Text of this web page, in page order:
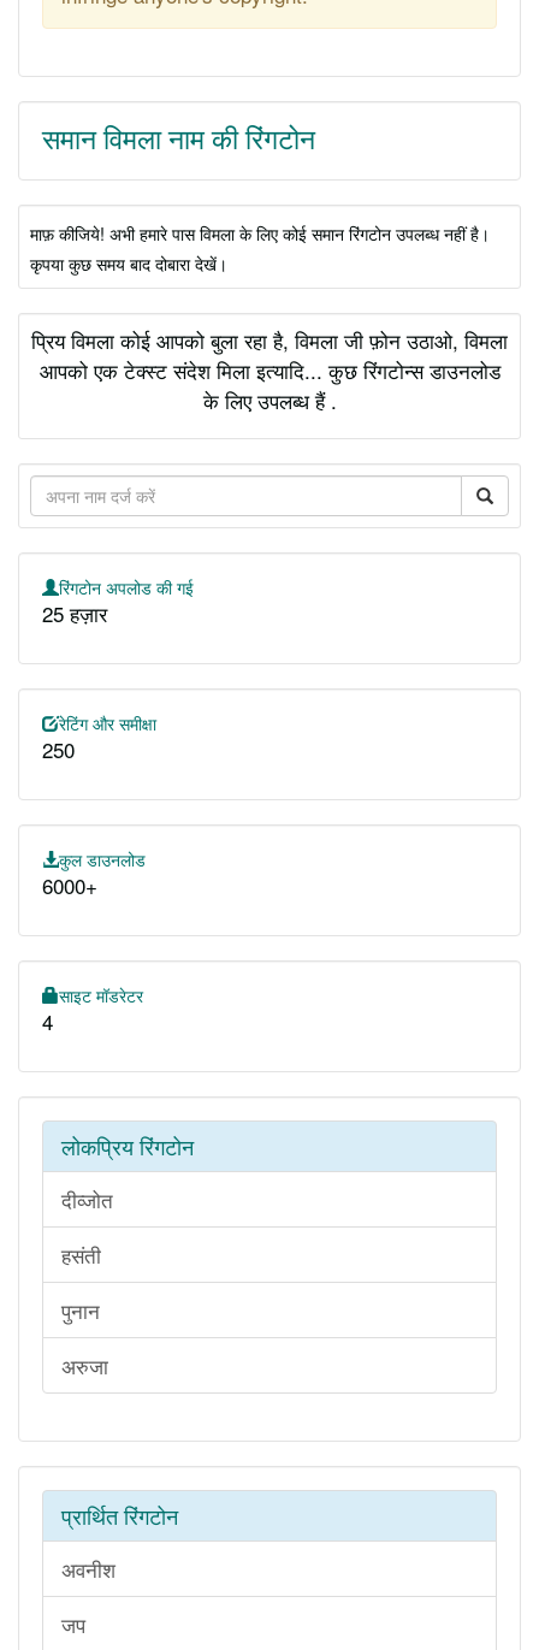
समान विमला नाम की रिंगटोन
माफ़ कीजिये! अभी हमारे पास विमला के लिए कोई समान रिंगटोन उपलब्ध नहीं है।
कृपया कुछ समय बाद दोबारा देखें।
प्रिय विमला कोई आपको बुला रहा है, विमला जी फ़ोन उठाओ, विमला
आपको एक टेक्स्ट संदेश मिला इत्यादि... कुछ रिंगटोन्स डाउनलोड
के लिए उपलब्ध हैं .
रिंगटोन अपलोड की गई
25 हज़ार
रेटिंग और समीक्षा
250
कुल डाउनलोड
6000+
साइट मॉडरेटर
4
लोकप्रिय रिंगटोन
दीव्जोत
हसंती
पुनान
अरुजा
प्रार्थित रिंगटोन
अवनीश
जप